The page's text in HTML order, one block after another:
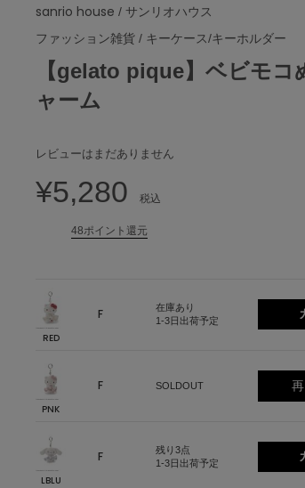
sanrio house / サンリオハウス
ファッション雑貨 / キーケース/キーホルダー
【gelato pique】ベビモコ
ャーム
レビューはまだありません
¥5,280 税込
48ポイント還元
RED
F
在庫あり
1-3日出荷予定
PNK
F SOLDOUT
LBLU
F
残り3点
1-3日出荷予定